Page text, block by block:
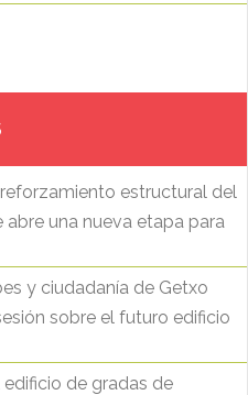
estructural del
una nueva etapa para
y ciudadanía de Getxo
sobre el futuro edificio
de gradas de